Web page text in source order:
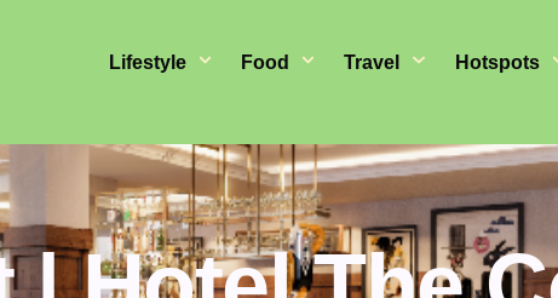
Lifestyle Food Travel Hotspots